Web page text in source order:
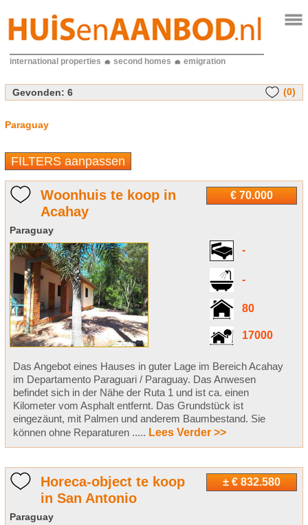
international properties second homes emigration
Gevonden: 6 (0)
Paraguay
FILTERS aanpassen
€ 70.000
Woonhuis te koop in
Acahay
Paraguay
-
-
80
17000
Das Angebot eines Hauses in guter Lage im Bereich Acahay
im Departamento Paraguari / Paraguay. Das Anwesen
befindet sich in der Nähe der Ruta 1 und ist ca. einen
Kilometer vom Asphalt entfernt. Das Grundstück ist
eingezäunt, mit Palmen und anderem Baumbestand. Sie
können ohne Reparaturen ..... Lees Verder >>
± € 832.580
Horeca-object te koop
in San Antonio
Paraguay